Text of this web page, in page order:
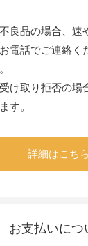
良品の場合、速
電話でご連絡く
け取り拒否の場
す。
詳細はこちら
お支払いにつ